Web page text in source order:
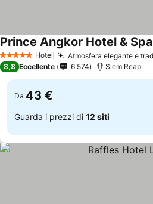
5 Stelle Hotel Atmosfera elegante e
Prince Angkor Hotel & Spa
8,8 Eccellente 6.574 Siem Reap
Da 43 €
Guarda i prezzi di 12 siti